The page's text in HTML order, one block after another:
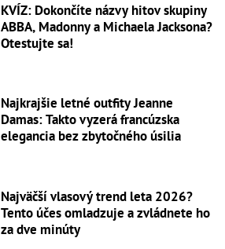
KVÍZ: Dokončíte názvy hitov skupiny
ABBA, Madonny a Michaela Jacksona?
Otestujte sa!
Najkrajšie letné outfity Jeanne
Damas: Takto vyzerá francúzska
elegancia bez zbytočného úsilia
Najväčší vlasový trend leta 2026?
Tento účes omladzuje a zvládnete ho
za dve minúty